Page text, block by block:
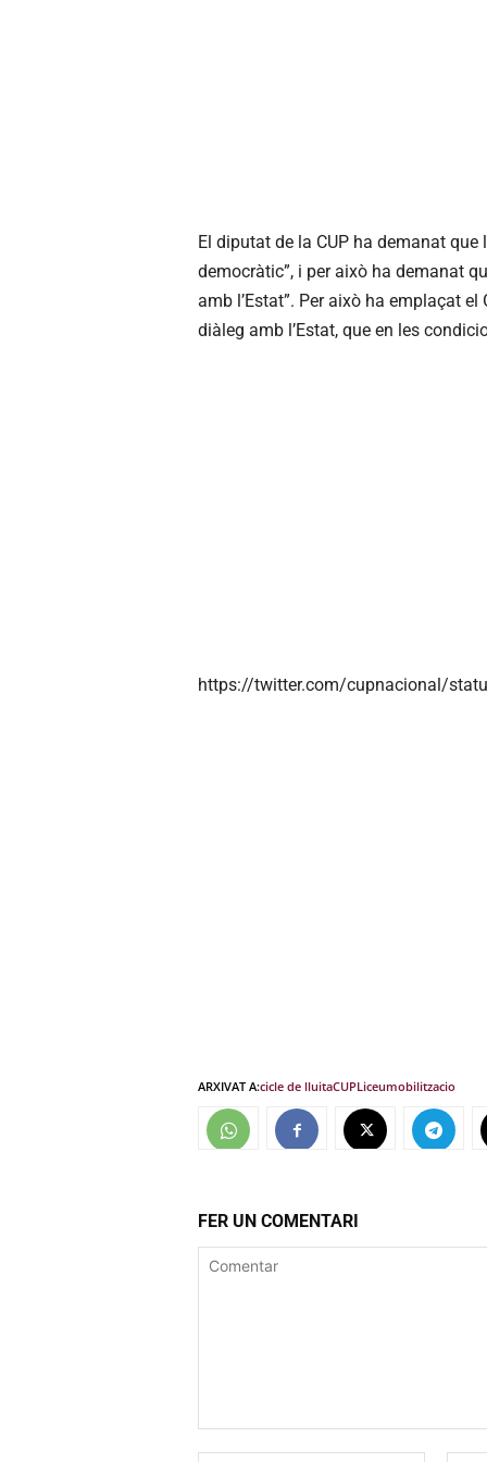
El diputat de la CUP ha demanat
democràtic”, i per això ha demanat
amb l’Estat”. Per això ha emplaçat
diàleg amb l’Estat, que en les
https://twitter.com/cupnacional/
ARXIVAT A:cicle de lluitaCUPLiceumobilitzacio
FER UN COMENTARI